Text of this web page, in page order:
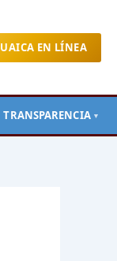
EN LÍNEA
TRANSPARENCIA ▼